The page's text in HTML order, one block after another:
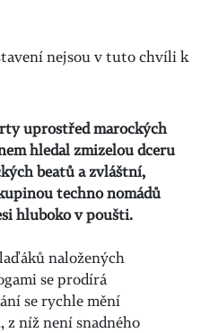
nejsou v tuto chvíli k
uprostřed marockých
hledal zmizelou dceru
beatů a zvláštní,
techno nomádů
hluboko v poušti.
naložených
se prodírá
se rychle mění
níž není snadného